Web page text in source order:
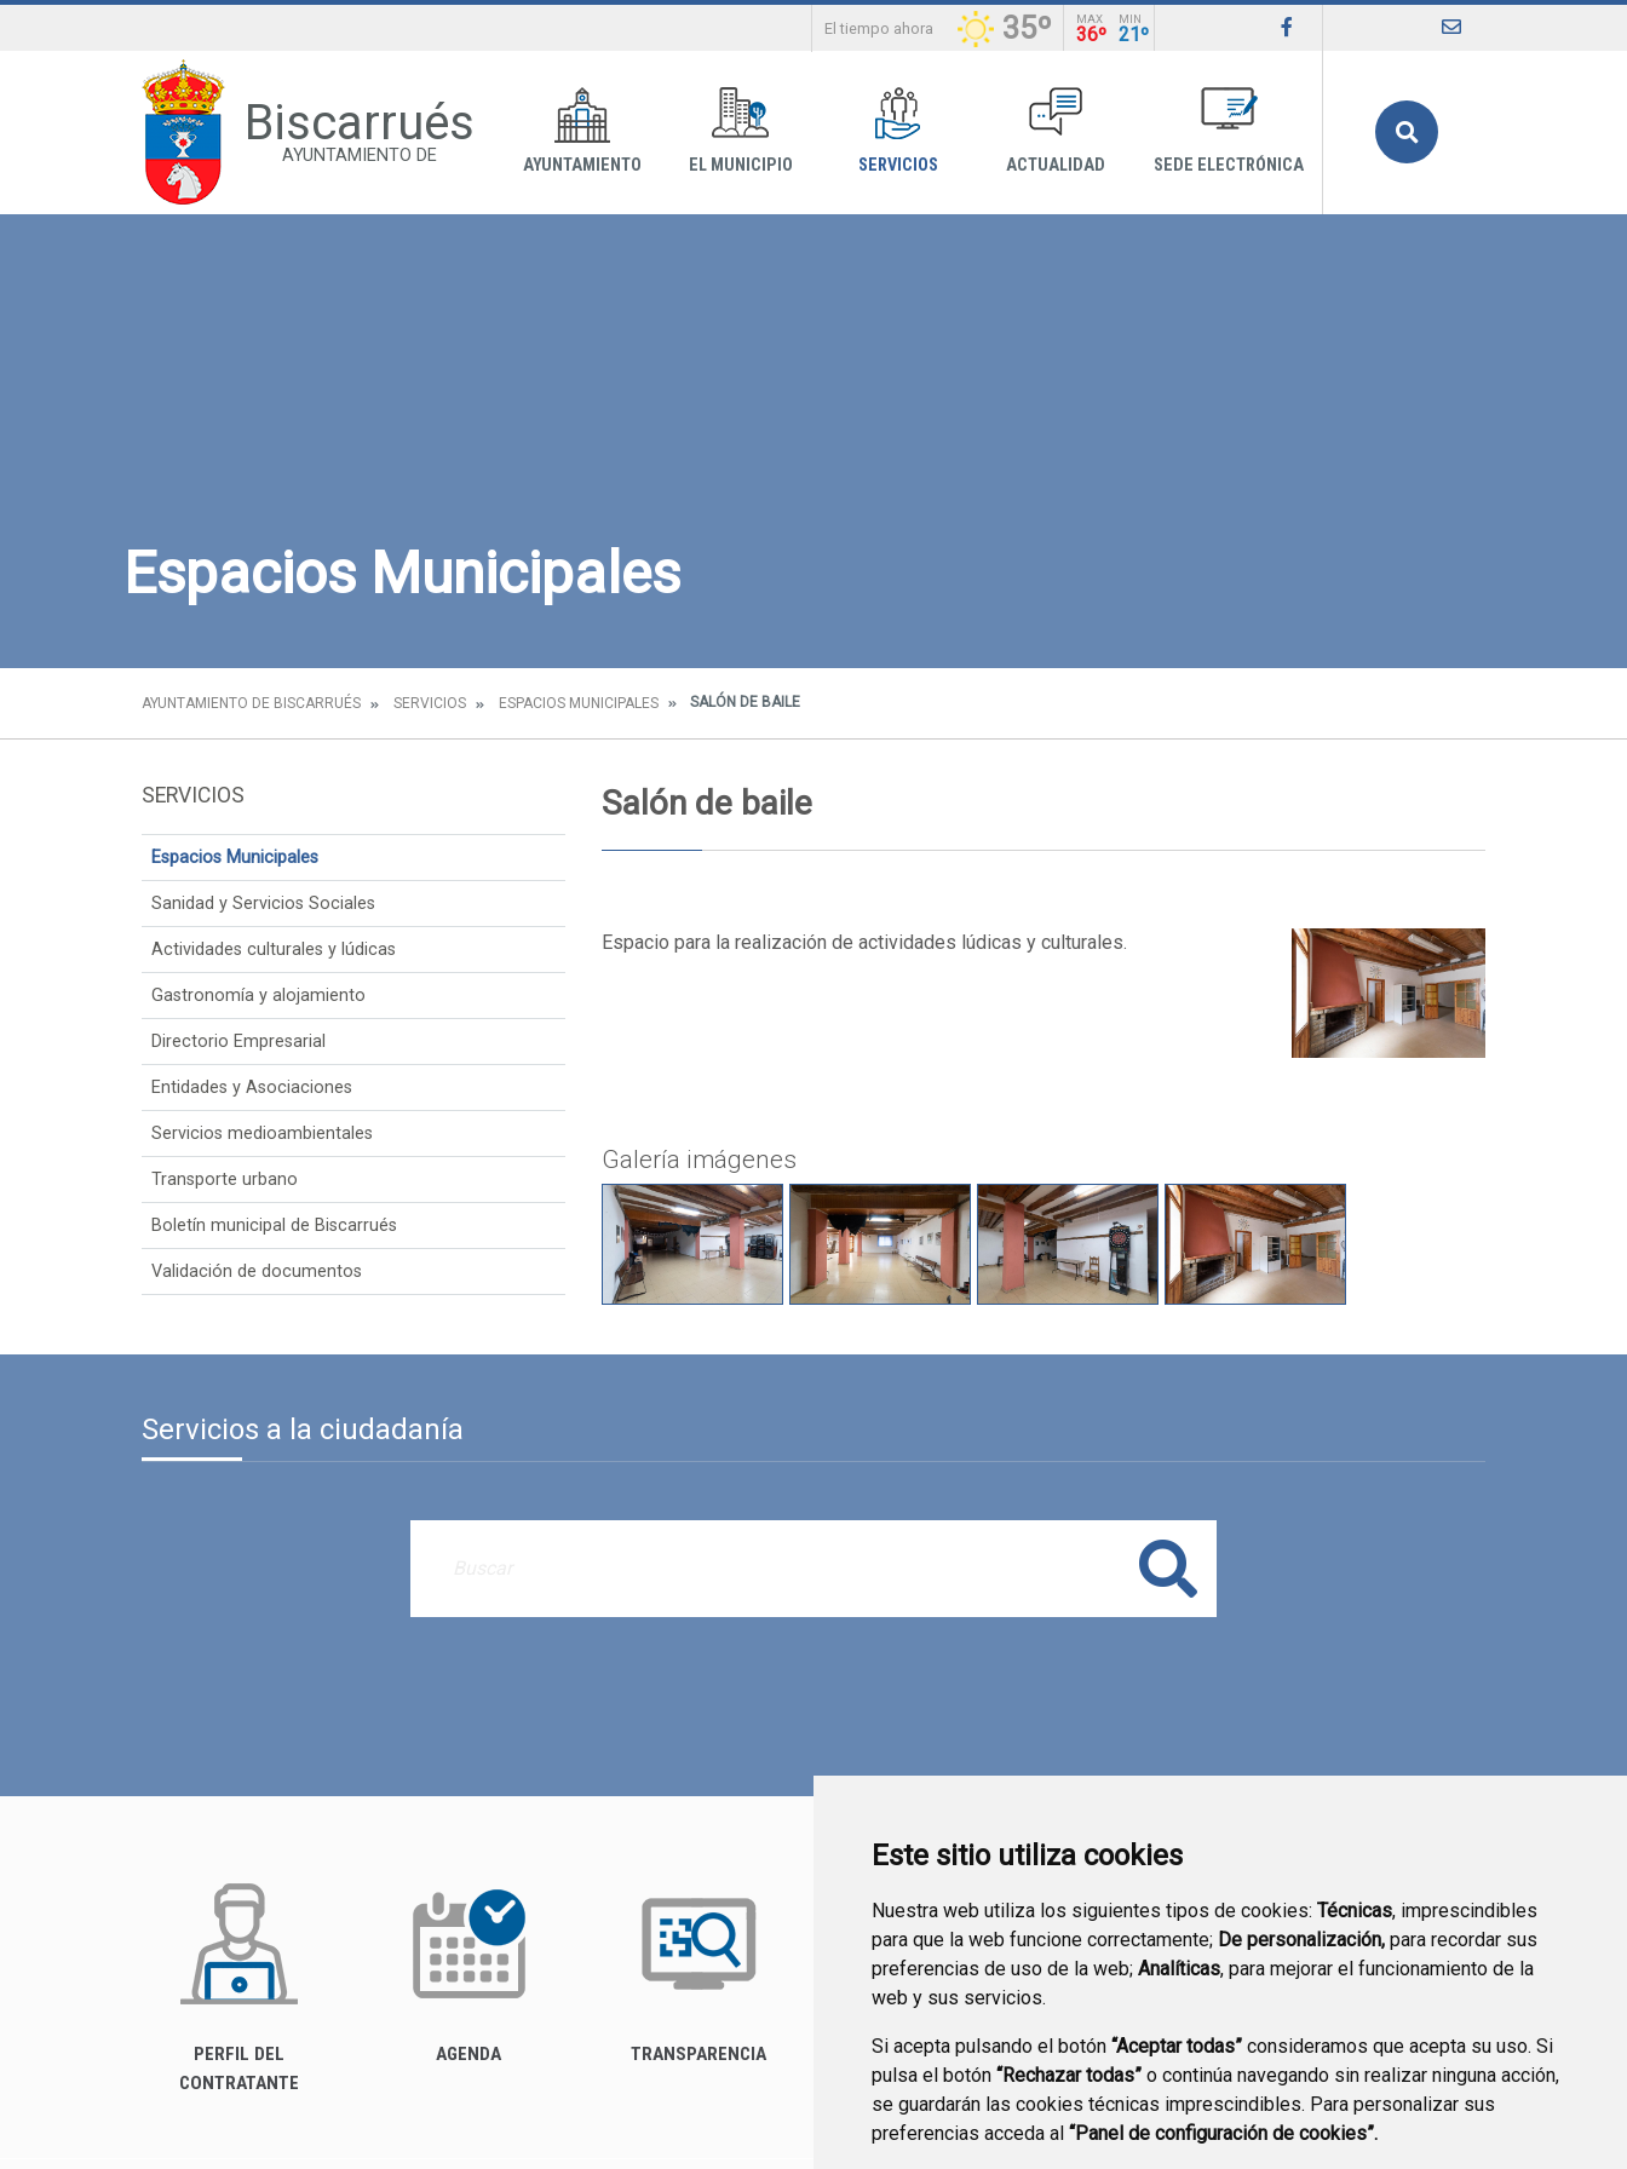
Este sitio utiliza cookies
Nuestra web utiliza los siguientes tipos de cookies: Técnicas, imprescindibles
para que la web funcione correctamente; De personalización, para recordar sus
preferencias de uso de la web; Analíticas, para mejorar el funcionamiento de la
web y sus servicios.
Si acepta pulsando el botón “Aceptar todas” consideramos que acepta su uso. Si
pulsa el botón “Rechazar todas” o continúa navegando sin realizar ninguna acción,
se guardarán las cookies técnicas imprescindibles. Para personalizar sus
preferencias acceda al “Panel de configuración de cookies”.
El tiempo ahora 35º MAX
36º
MIN
21º
Biscarrués
AYUNTAMIENTO DE AYUNTAMIENTO EL MUNICIPIO SERVICIOS ACTUALIDAD SEDE ELECTRÓNICA
Espacios Municipales
AYUNTAMIENTO DE BISCARRUÉS SERVICIOS ESPACIOS MUNICIPALES SALÓN DE BAILE
SERVICIOS
Espacios Municipales
Sanidad y Servicios Sociales
Actividades culturales y lúdicas
Gastronomía y alojamiento
Directorio Empresarial
Entidades y Asociaciones
Servicios medioambientales
Transporte urbano
Boletín municipal de Biscarrués
Validación de documentos
Salón de baile
Espacio para la realización de actividades lúdicas y culturales.
Galería imágenes
Servicios a la ciudadanía
Buscar
PERFIL DEL
CONTRATANTE
AGENDA TRANSPARENCIA
FORMULARIO DE
CONTACTO
DIRECTORIO
EMPRESARIAL
VALIDACIÓN DE
DOCUMENTOS